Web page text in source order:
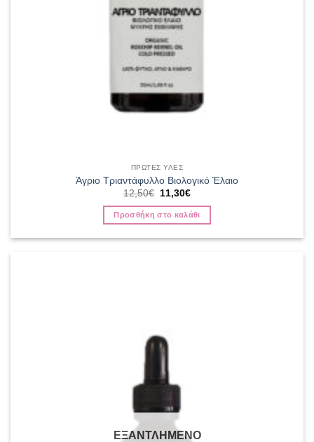
ΠΡΩΤΕΣ ΥΛΕΣ
Άγριο Τριαντάφυλλο Βιολογικό Έλαιο
12,50€
Original
12,50€.
11,30€Η
τιμή
είναι:
Προσθήκη στο καλάθι
ΕΞΑΝΤΛΗΜΕΝΟ